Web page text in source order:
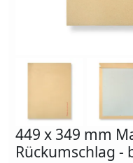
449 x 349 mm
Rückumschlag